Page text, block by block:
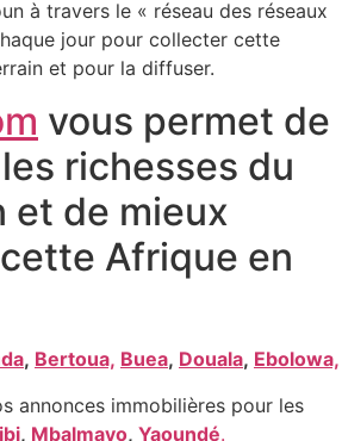
à travers le « réseau des réseaux
jour pour collecter cette
et pour la diffuser.
vous permet de
richesses du
et de mieux
Afrique en
, Bertoua, Buea, Douala, Ebolowa,
annonces immobilières pour les
, Mbalmayo, Yaoundé.